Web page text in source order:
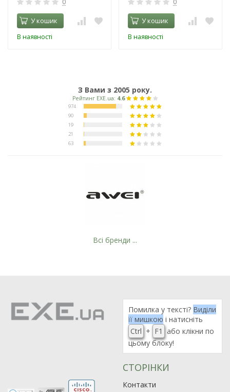
У кошик
В наявності
У кошик
В наявності
З Вами з 2005 року.
90
19
Всі бренди ...
Помилка у тексті? Виділи
її мишкою і натисніть
Ctrl + F1
або клікни по
цьому блоку!
СТОРІНКИ
Контакти